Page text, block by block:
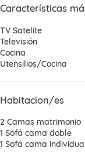
Características
TV Satelite
Televisión
Cocina
Utensilios/Cocina
Habitacion/es
2 Camas matrimonio
1 Sofá cama doble
1 Sofá cama